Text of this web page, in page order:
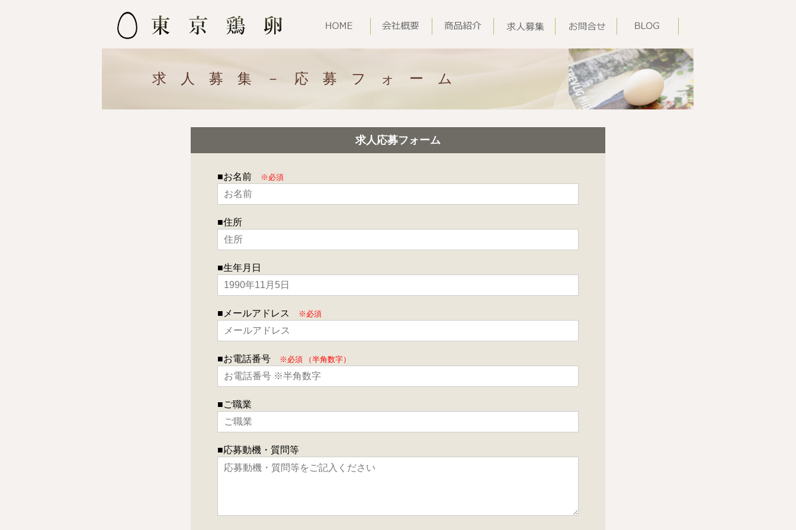
求人募集－応募フォーム
求人応募フォーム
■お名前 ※必須
■住所
■生年月日
■メールアドレス ※必須
■お電話番号 ※必須 （半角数字）
■ご職業
■応募動機・質問等